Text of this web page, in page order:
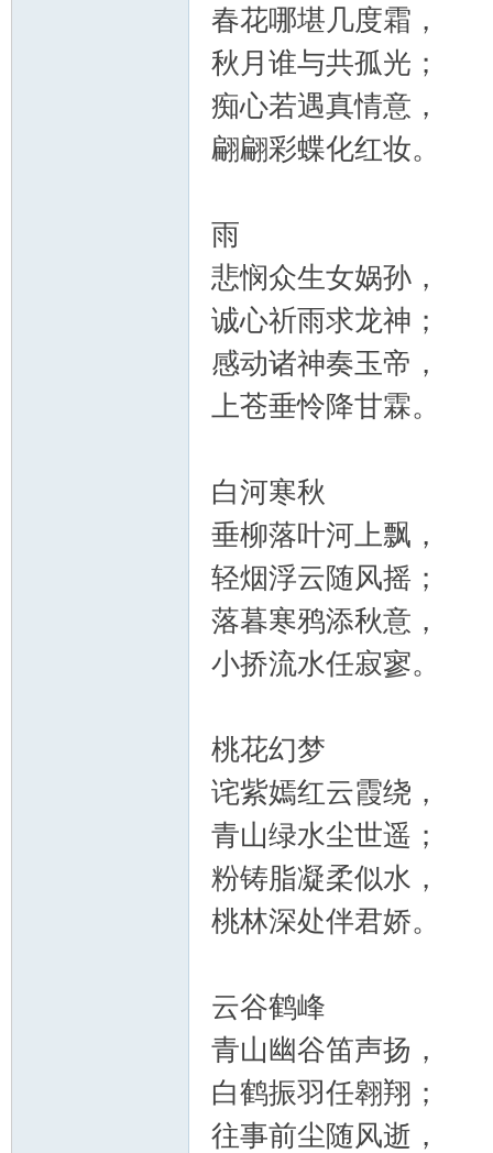
春花哪堪几度霜，
秋月谁与共孤光；
痴心若遇真情意，
翩翩彩蝶化红妆。
雨
悲悯众生女娲孙，
诚心祈雨求龙神；
感动诸神奏玉帝，
上苍垂怜降甘霖。
白河寒秋
垂柳落叶河上飘，
轻烟浮云随风摇；
落暮寒鸦添秋意，
小挢流水任寂寥。
桃花幻梦
诧紫嫣红云霞绕，
青山绿水尘世遥；
粉铸脂凝柔似水，
桃林深处伴君娇。
云谷鹤峰
青山幽谷笛声扬，
白鹤振羽任翱翔；
往事前尘随风逝，